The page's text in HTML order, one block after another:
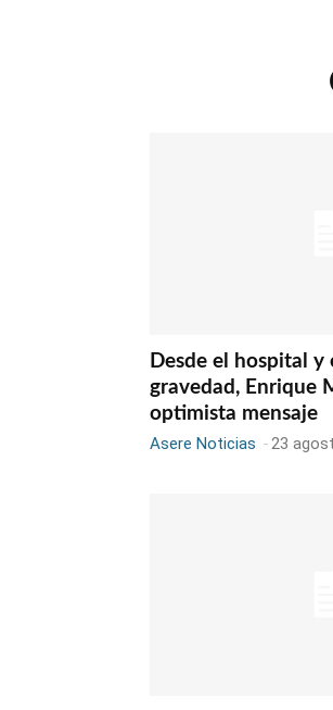
Desde el hospital y
gravedad, Enrique
optimista mensaje
Asere Noticias -23